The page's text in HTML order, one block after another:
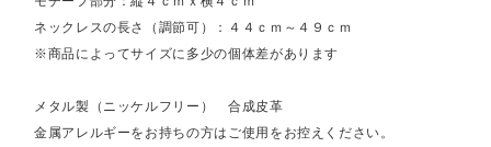
ネックレスの長さ（調節可）：４４ｃｍ～４９ｃｍ
※商品によってサイズに多少の個体差があります
メタル製（ニッケルフリー） 合成皮革
金属アレルギーをお持ちの方はご使用をお控えください。